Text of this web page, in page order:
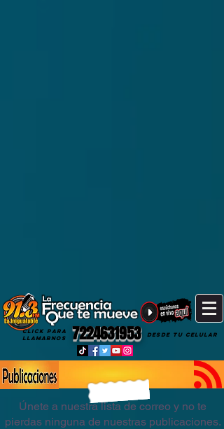
7224631953
CLICK PARA
LLAMARNOS
DESDE TU CELULAR
Únete a nuestra lista de correo y no te
pierdas ninguna de nuestras publicaciones.